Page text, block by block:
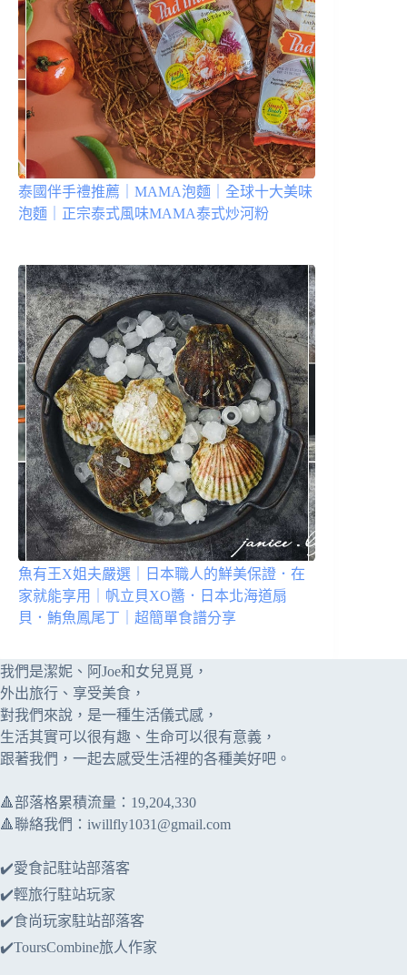
泰國伴手禮推薦｜MAMA泡麵｜全球十大美味
泡麵｜正宗泰式風味MAMA泰式炒河粉
魚有王X姐夫嚴選｜日本職人的鮮美保證．在
家就能享用｜帆立貝XO醬．日本北海道扇
貝．鮪魚鳳尾丁｜超簡單食譜分享
我們是潔妮、阿Joe和女兒覓覓，
外出旅行、享受美食，
對我們來說，是一種生活儀式感，
生活其實可以很有趣、生命可以很有意義，
跟著我們，一起去感受生活裡的各種美好吧。
🔺部落格累積流量：​​19,204,330
🔺聯絡我們： iwillfly1031@gmail.com
✔️愛食記駐站部落客
✔️輕旅行駐站玩家
✔️食尚玩家駐站部落客
✔️ToursCombine旅人作家